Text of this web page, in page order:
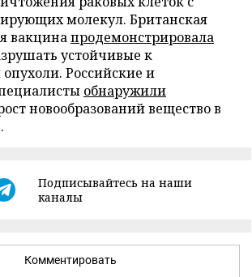
молекул. Британская
вакцинапродемонстрировала
устойчивые к
Российские и
обнаружили
новообразований вещество в
Подписывайтесь на наши
каналы
Комментировать